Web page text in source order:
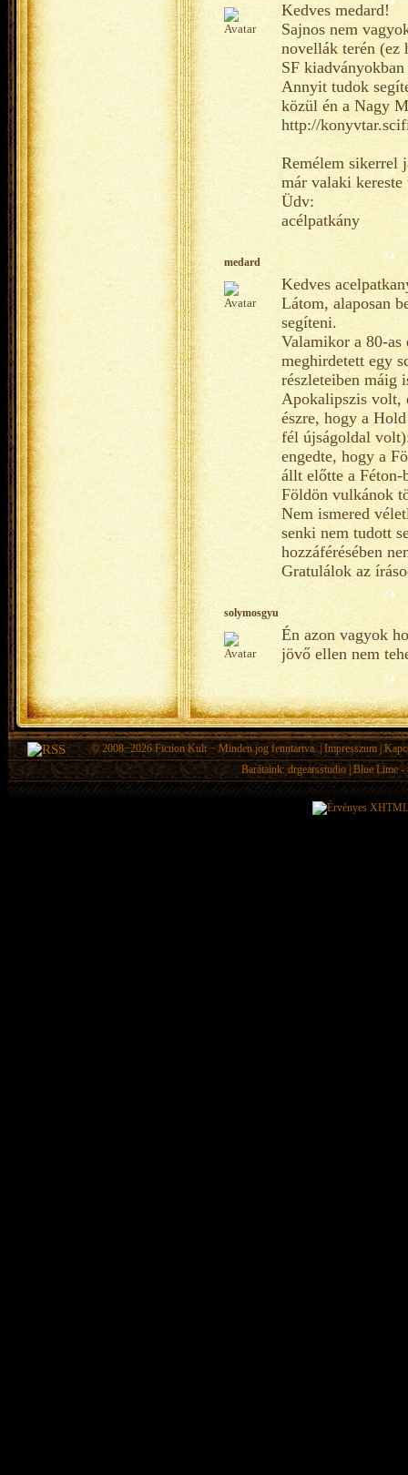
Kedves medard!
Sajnos nem
novellák terén (ez
SF
Annyit tudok
közül én a Nagy
http://
Remélem sikerrel
már valaki
Üdv:
acélpatkány
medard
Kedves
Látom, alaposan
segíteni.
Valamikor a 80-
meghirdetett egy
részleteiben máig
Apokalipszis volt,
észre, hogy a
fél újságoldal
engedte, hogy a
állt előtte a Féton-
Földön vulkánok
Nem ismered
senki nem tudott
hozzáférésében
Gratulálok az
solymosgyu
Én azon vagyok
jövő ellen nem
© 2008−2026 Fiction Kult − Minden jog fenntartva. | Impresszum|
Barátaink:drgearsstudio Blue Lime -